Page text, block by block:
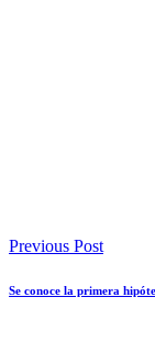
Previous Post
Se conoce la primera